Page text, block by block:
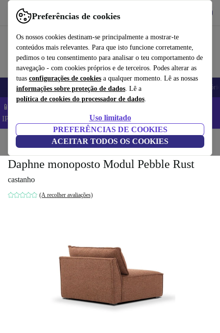
Preferências de cookies
Os nossos cookies destinam-se principalmente a mostrar-te
conteúdos mais relevantes. Para que isto funcione corretamente,
pedimos o teu consentimento para analisar o teu comportamento de
navegação - com cookies próprios e de terceiros. Podes alterar as
tuas configurações de cookies a qualquer momento. Lê as nossas
informações sobre proteção de dados. Lê a
política de cookies do processador de dados.
Uso limitado
PREFERÊNCIAS DE COOKIES
ACEITAR TODOS OS COOKIES
Use o refurbed de forma rápida e fácil
Telemóveis Computadores Portáteis Tablets
📱 Poupa 5% EXTRA em todos os iPhones – Código:
IPHONEDEAL –
Início Casa Móveis
Daphne monoposto Modul Pebble Rust
castanho
(A recolher avaliações)